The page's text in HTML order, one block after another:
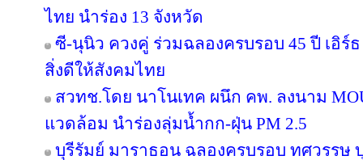
ไทย นำร่อง 13 จังหวัด
ซี-นุนิว ควงคู่ ร่วมฉลองครบรอบ 45 ปี เอิร์
สิ่งดีให้สังคมไทย
สวทช.โดย นาโนเทค ผนึก คพ. ลงนาม
แวดล้อม นำร่องลุ่มน้ำกก-ฝุ่น PM 2.5
บุรีรัมย์ มาราธอน ฉลองครบรอบ ทศวรรษ